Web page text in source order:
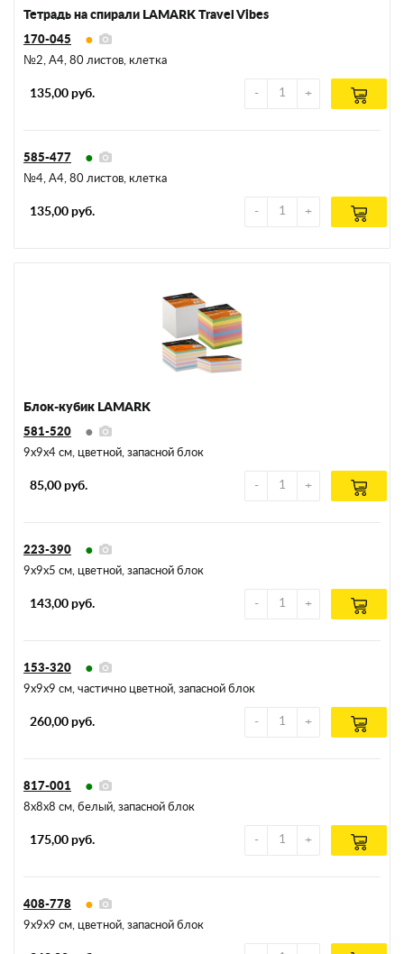
Тетрадь на спирали LAMARK Travel Vibes
170-045
№2, А4, 80 листов, клетка
135,00 руб.
585-477
№4, А4, 80 листов, клетка
135,00 руб.
Блок-кубик LAMARK
581-520
9х9х4 см, цветной, запасной блок
85,00 руб.
223-390
9х9х5 см, цветной, запасной блок
143,00 руб.
153-320
9х9х9 см, частично цветной, запасной блок
260,00 руб.
817-001
8х8х8 см, белый, запасной блок
175,00 руб.
408-778
9х9х9 см, цветной, запасной блок